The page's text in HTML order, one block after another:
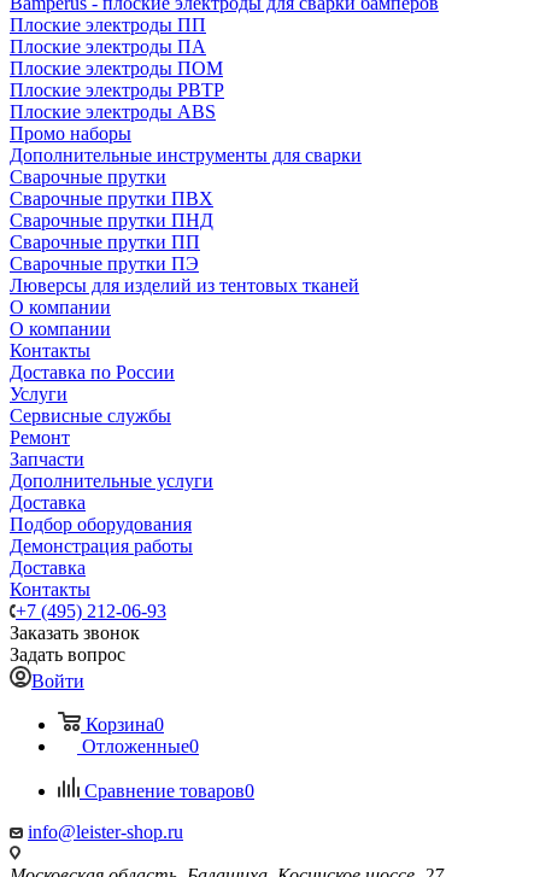
Плоские электроды ПП
Плоские электроды ПА
Плоские электроды ПОМ
Плоские электроды РВТР
Плоские электроды ABS
Промо наборы
Дополнительные инструменты для сварки
Сварочные прутки
Сварочные прутки ПВХ
Сварочные прутки ПНД
Сварочные прутки ПП
Сварочные прутки ПЭ
Люверсы для изделий из тентовых тканей
О компании
О компании
Контакты
Доставка по России
Услуги
Сервисные службы
Ремонт
Запчасти
Дополнительные услуги
Доставка
Подбор оборудования
Демонстрация работы
Доставка
Контакты
+7 (495) 212-06-93
Заказать звонок
Задать вопрос
Войти
Корзина0
Отложенные0
Сравнение товаров0
info@leister-shop.ru